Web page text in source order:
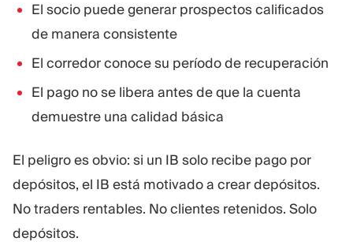
El socio puede generar prospectos calificados
de manera consistente
El corredor conoce su período de recuperación
El pago no se libera antes de que la cuenta
demuestre una calidad básica
El peligro es obvio: si un IB solo recibe pago por
depósitos, el IB está motivado a crear depósitos.
No traders rentables. No clientes retenidos. Solo
depósitos.